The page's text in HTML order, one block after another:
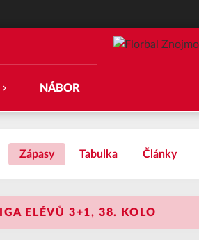
NÁBOR
Zápasy Tabulka Články
ELÉVŮ 3+1, 38. KOLO